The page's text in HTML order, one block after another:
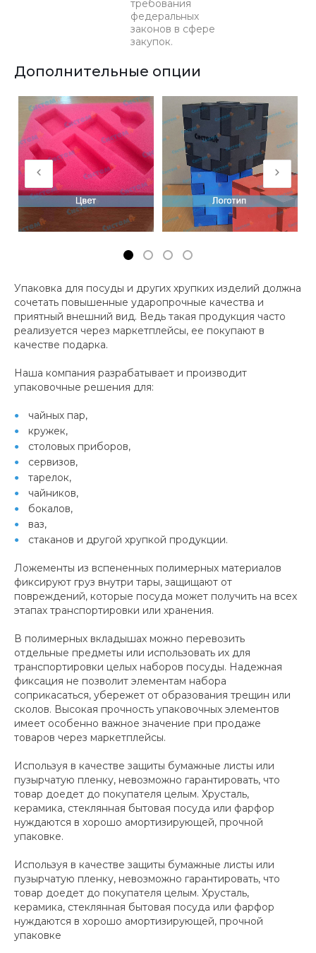
требования
федеральных
законов в сфере
закупок.
Дополнительные опции
Упаковка для посуды и других хрупких изделий должна
сочетать повышенные ударопрочные качества и
приятный внешний вид. Ведь такая продукция часто
реализуется через маркетплейсы, ее покупают в
качестве подарка.
Наша компания разрабатывает и производит
упаковочные решения для:
чайных пар,
кружек,
столовых приборов,
сервизов,
тарелок,
чайников,
бокалов,
ваз,
стаканов и другой хрупкой продукции.
Ложементы из вспененных полимерных материалов
фиксируют груз внутри тары, защищают от
повреждений, которые посуда может получить на всех
этапах транспортировки или хранения.
В полимерных вкладышах можно перевозить
отдельные предметы или использовать их для
транспортировки целых наборов посуды. Надежная
фиксация не позволит элементам набора
соприкасаться, убережет от образования трещин или
сколов. Высокая прочность упаковочных элементов
имеет особенно важное значение при продаже
товаров через маркетплейсы.
Используя в качестве защиты бумажные листы или
пузырчатую пленку, невозможно гарантировать, что
товар доедет до покупателя целым. Хрусталь,
керамика, стеклянная бытовая посуда или фарфор
нуждаются в хорошо амортизирующей, прочной
упаковке.
Используя в качестве защиты бумажные листы или
пузырчатую пленку, невозможно гарантировать, что
товар доедет до покупателя целым. Хрусталь,
керамика, стеклянная бытовая посуда или фарфор
нуждаются в хорошо амортизирующей, прочной
упаковке